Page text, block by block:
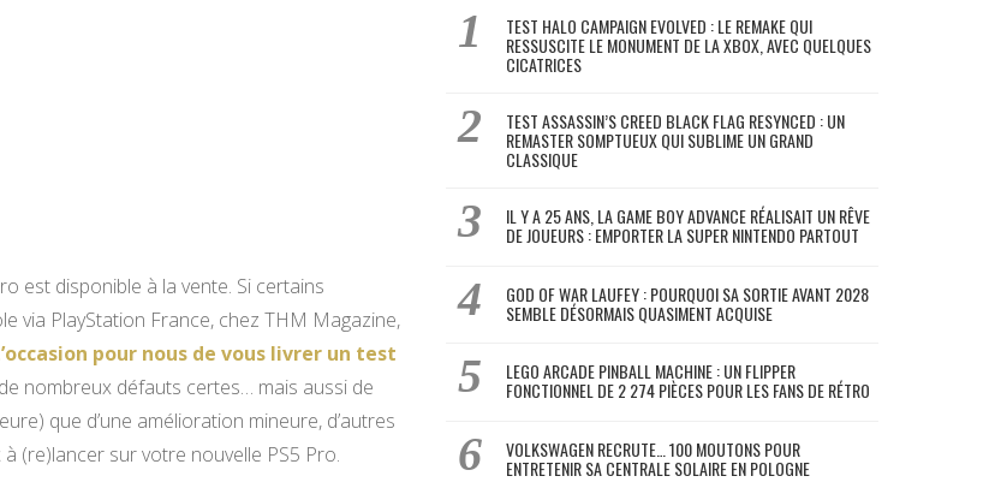
est disponible à la vente. Si certains
via PlayStation France, chez THM Magazine,
pour nous de vous livrer un test
nombreux défauts certes… mais aussi de
que d’une amélioration mineure, d’autres
(re)lancer sur votre nouvelle PS5 Pro.
TEST HALO CAMPAIGN EVOLVED : LE REMAKE QUI
RESSUSCITE LE MONUMENT DE LA XBOX, AVEC QUELQUES
CICATRICES
TEST ASSASSIN’S CREED BLACK FLAG RESYNCED : UN
REMASTER SOMPTUEUX QUI SUBLIME UN GRAND
CLASSIQUE
IL Y A 25 ANS, LA GAME BOY ADVANCE RÉALISAIT UN RÊVE
DE JOUEURS : EMPORTER LA SUPER NINTENDO PARTOUT
GOD OF WAR LAUFEY : POURQUOI SA SORTIE AVANT 2028
SEMBLE DÉSORMAIS QUASIMENT ACQUISE
LEGO ARCADE PINBALL MACHINE : UN FLIPPER
FONCTIONNEL DE 2 274 PIÈCES POUR LES FANS DE RÉTRO
VOLKSWAGEN RECRUTE… 100 MOUTONS POUR
ENTRETENIR SA CENTRALE SOLAIRE EN POLOGNE